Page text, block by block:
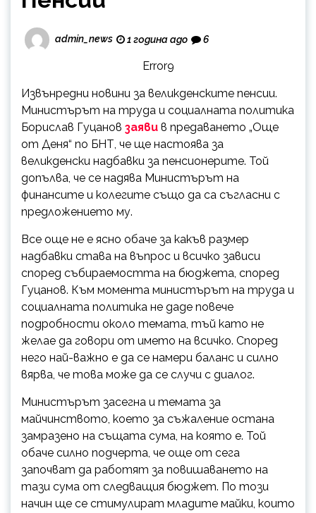
admin_news 1 година ago 6
Error9
Извънредни новини за великденските пенсии.
Министърът на труда и социалната политика
Борислав Гуцанов заяви в предаването „Още
от Деня“ по БНТ, че ще настоява за
великденски надбавки за пенсионерите. Той
допълва, че се надява Министърът на
финансите и колегите също да са съгласни с
предложението му.
Все още не е ясно обаче за какъв размер
надбавки става на въпрос и всичко зависи
според събираемостта на бюджета, според
Гуцанов. Към момента министърът на труда и
социалната политика не даде повече
подробности около темата, тъй като не
желае да говори от името на всичко. Според
него най-важно е да се намери баланс и силно
вярва, че това може да се случи с диалог.
Министърът засегна и темата за
майчинството, което за съжаление остана
замразено на същата сума, на която е. Той
обаче силно подчерта, че още от сега
започват да работят за повишаването на
тази сума от следващия бюджет. По този
начин ще се стимулират младите майки, които